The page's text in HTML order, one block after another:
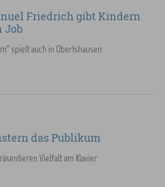
Friedrich gibt Kindern
Job
spielt auch in Obertshausen
das Publikum
Vielfalt am Klavier